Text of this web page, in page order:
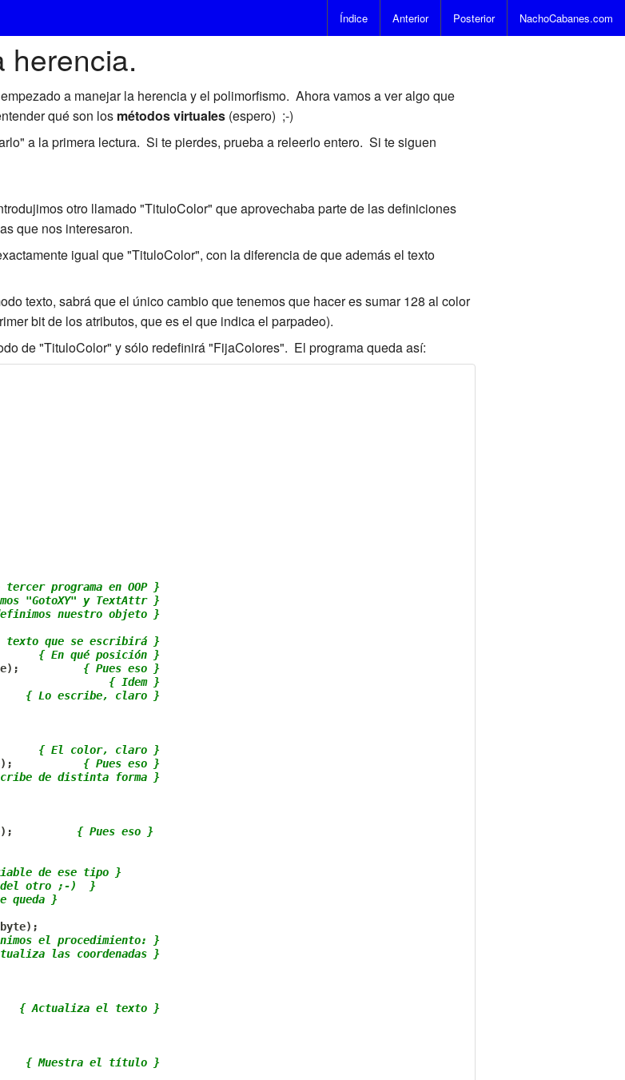
Índice Anterior Posterior NachoCabanes.com
herencia.
a manejar la herencia y el polimorfismo. Ahora vamos a ver algo que
qué son los métodos virtuales (espero) ;-)
a la primera lectura. Si te pierdes, prueba a releerlo entero. Si te siguen
otro llamado "TituloColor" que aprovechaba parte de las definiciones
que nos interesaron.
igual que "TituloColor", con la diferencia de que además el texto
texto, sabrá que el único cambio que tenemos que hacer es sumar 128 al color
bit de los atributos, que es el que indica el parpadeo).
de "TituloColor" y sólo redefinirá "FijaColores". El programa queda así:
programa en OOP }
"GotoXY" y TextAttr }
nuestro objeto }
texto que se escribirá }
{ En qué posición }
) ;
{ Pues eso }
{ Idem }
{ Lo escribe, claro }
{ El color, claro }
) ;
{ Pues eso }
de distinta forma }
) ;
{ Pues eso }
de ese tipo }
otro ;-)  }
queda }
byte) ;
el procedimiento: }
las coordenadas }
{ Actualiza el texto }
{ Muestra el título }